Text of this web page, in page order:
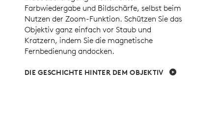
Farbwiedergabe und Bildschärfe, selbst beim
Nutzen der Zoom-Funktion. Schützen Sie das
Objektiv ganz einfach vor Staub und
Kratzern, indem Sie die magnetische
Fernbedienung andocken.
DIE GESCHICHTE HINTER DEM OBJEKTIV